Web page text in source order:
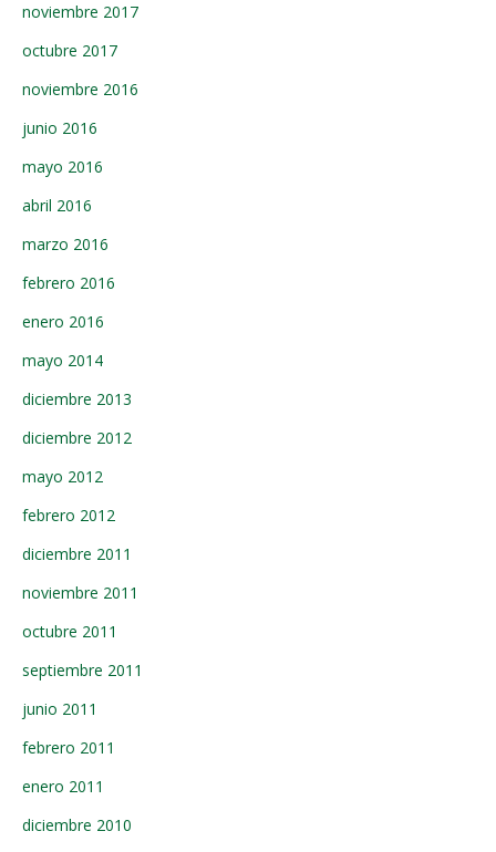
noviembre 2017
octubre 2017
noviembre 2016
junio 2016
mayo 2016
abril 2016
marzo 2016
febrero 2016
enero 2016
mayo 2014
diciembre 2013
diciembre 2012
mayo 2012
febrero 2012
diciembre 2011
noviembre 2011
octubre 2011
septiembre 2011
junio 2011
febrero 2011
enero 2011
diciembre 2010